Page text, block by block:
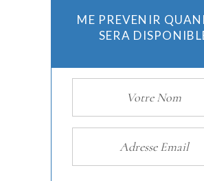
ME PREVENIR
SERA